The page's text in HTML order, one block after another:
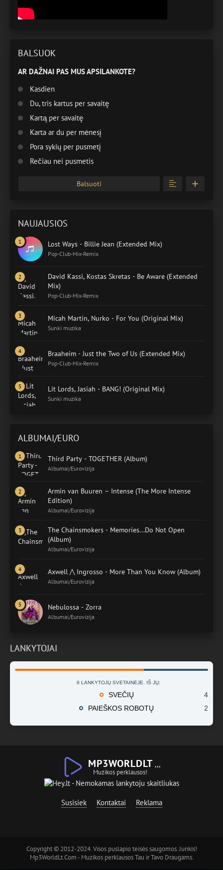
BALSUOK
AR DAŽNAI PAS MUS APSILANKOTE?
Kasdien
Du, tris kartus per savaitę
Kartą per savaitę
Karta ar du per mėnesį
Pora sykių per pusmetį
Rečiau nei pusmetis
Balsuoti
NAUJAUSIOS
Lost Ways - Billie Jean (Extended Mix)
Pop-Club-Mix-Remix
David Kassi, Kostas Skretas - Be Aware (Extended
Mix)
Pop-Club-Mix-Remix
Micah Martin, Nurko - For You (Original Mix)
Sunki muzika
Braaheim - Just the Two of Us (Extended Mix)
Pop-Club-Mix-Remix
Lit Lords, Jasiah - BANG! (Original Mix)
Sunki muzika
ALBUMAI/EURO
Third Party - TOGETHER (Album)
Albumai/Eurovizija
Armin van Buuren – Intense (The More Intense
Edition)
Albumai/Eurovizija
The Chainsmokers - Memories...Do Not Open
(Album)
Albumai/Eurovizija
Axwell /\ Ingrosso - More Than You Know (Album)
Albumai/Eurovizija
Nebulossa - Zorra
Albumai/Eurovizija
LANKYTOJAI
6 LANKYTOJŲ SVETAINĖJE. IŠ JŲ:
SVEČIŲ
4
PAIEŠKOS ROBOTŲ
2
MP3WORLDLT
Muzikos perklausos!
,,,
Susisiek Kontaktai Reklama
Copyright © 2012-2024. Visos puslapio teisės saugomos. Junkis!
Mp3WorldLt.Com - Muzikos perklausos Tau ir Tavo Draugams.